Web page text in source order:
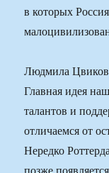
в которых
Людмила
Главная идея
талантов и
отличаемся от
Нередко